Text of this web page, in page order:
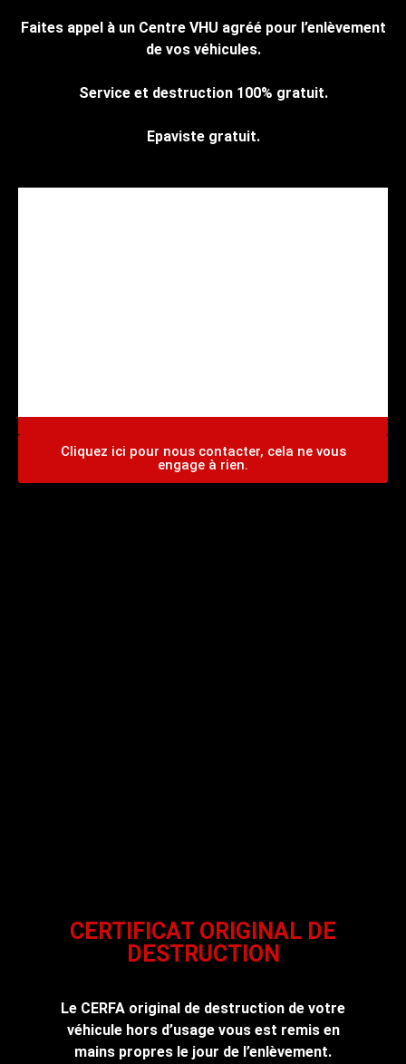
Faites appel à un Centre VHU agréé pour l’enlèvement
de vos véhicules.
Service et destruction 100% gratuit.
Epaviste gratuit.
Cliquez ici pour nous contacter, cela ne vous
engage à rien.
CERTIFICAT ORIGINAL DE
DESTRUCTION
Le CERFA original de destruction de votre
véhicule hors d’usage vous est remis en
mains propres le jour de l’enlèvement.